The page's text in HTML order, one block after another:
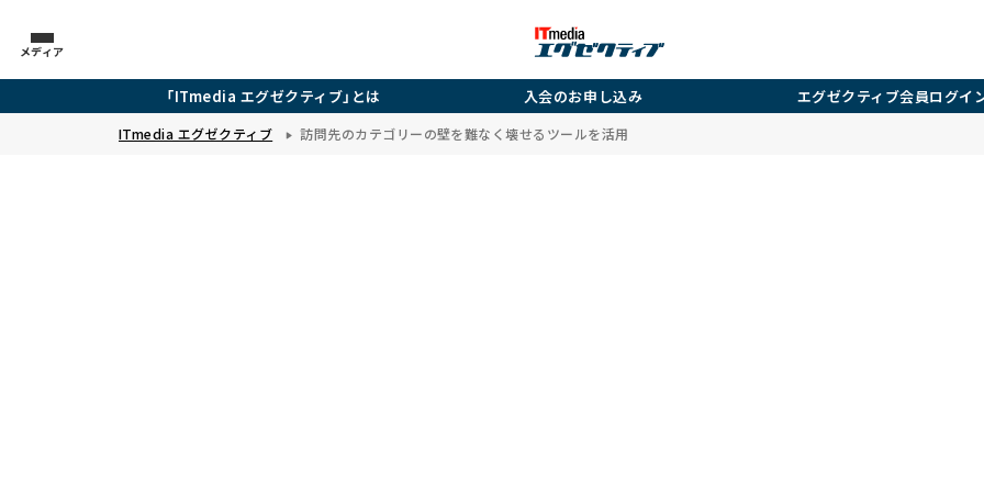
メディア
「ITmedia エグゼクティブ」とは 入会のお申し込み エグゼクティブ会員ログイ
ITmedia エグゼクティブ 訪問先のカテゴリーの壁を難なく壊せるツールを活用